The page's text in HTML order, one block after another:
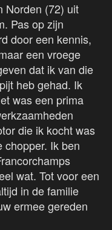
Norden (72) uit
Pas op zijn
door een kennis,
een vroege
dat ik van die
heb gehad. Ik
was een prima
die ik kocht was
chopper. Ik ben
wat. Tot voor een
in de familie
ermee gereden